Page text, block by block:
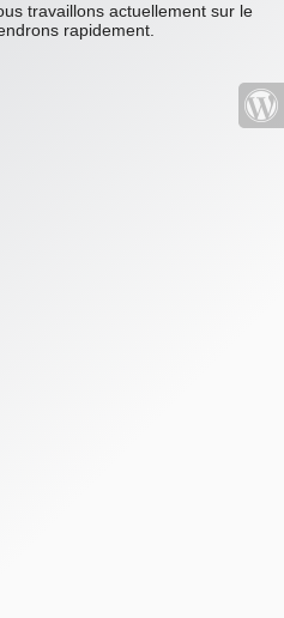
travaillons actuellement sur le
rapidement.